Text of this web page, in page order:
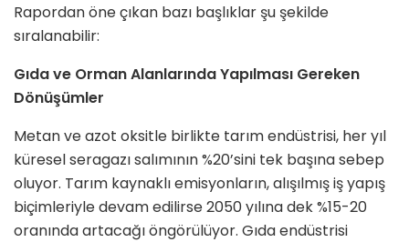
Rapordan öne çıkan bazı başlıklar şu şekilde
sıralanabilir:
Gıda ve Orman Alanlarında Yapılması Gereken
Dönüşümler
Metan ve azot oksitle birlikte tarım endüstrisi, her yıl
küresel seragazı salımının %20’sini tek başına sebep
oluyor. Tarım kaynaklı emisyonların, alışılmış iş yapış
biçimleriyle devam edilirse 2050 yılına dek %15-20
oranında artacağı öngörülüyor. Gıda endüstrisi